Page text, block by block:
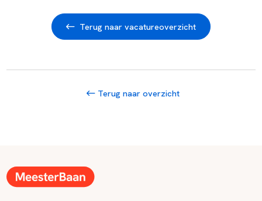
Terug naar vacatureoverzicht
Terug naar overzicht